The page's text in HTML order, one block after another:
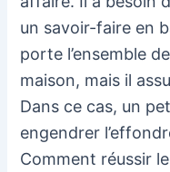
un savoir-faire en
porte l’ensemble
maison, mais il
Dans ce cas, un
engendrer
Comment réussir